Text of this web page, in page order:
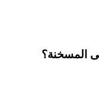
المسخنة؟